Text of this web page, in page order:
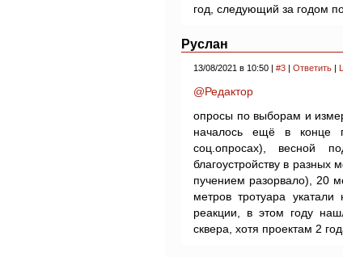
год, следующий за годом
Руслан
13/08/2021 в 10:50 | #3 | Ответить |
@Редактор
опросы по выборам и
началось ещё в конце
соц.опросах), весной
благоустройству в разных
пучением разорвало), 20
метров тротуара
реакции, в этом году
сквера, хотя проектам 2